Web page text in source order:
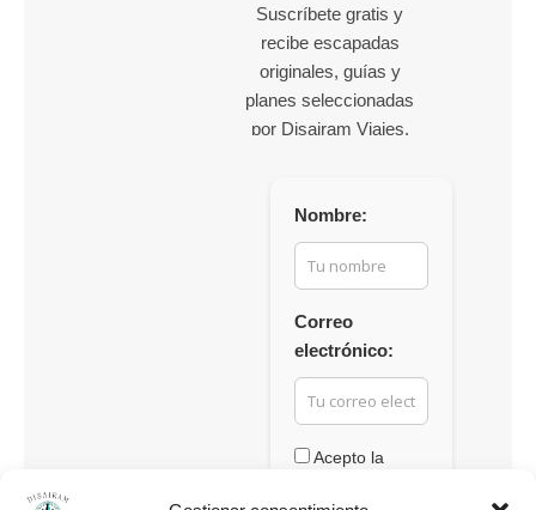
Suscríbete gratis y
recibe escapadas
originales, guías y
planes seleccionadas
por Disairam Viajes.
Nombre:
Correo
electrónico:
Acepto la